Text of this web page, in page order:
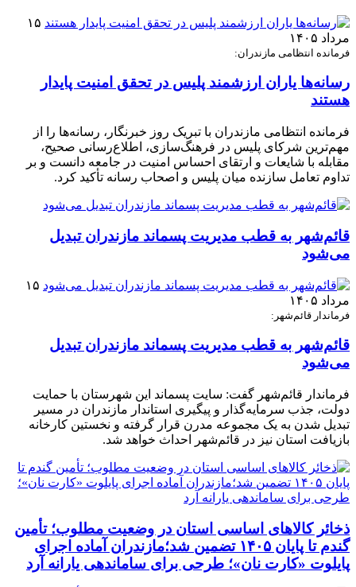
۱۵
مرداد ۱۴۰۵
فرمانده انتظامی مازندران:
رسانه‌ها یاران ارزشمند پلیس در تحقق امنیت پایدار
هستند
فرمانده انتظامی مازندران با تبریک روز خبرنگار، رسانه‌ها را از
مهم‌ترین شرکای پلیس در فرهنگ‌سازی، اطلاع‌رسانی صحیح،
مقابله با شایعات و ارتقای احساس امنیت در جامعه دانست و بر
تداوم تعامل سازنده میان پلیس و اصحاب رسانه تأکید کرد.
قائم‌شهر به قطب مدیریت پسماند مازندران تبدیل
می‌شود
۱۵
مرداد ۱۴۰۵
فرماندار قائم‌شهر:
قائم‌شهر به قطب مدیریت پسماند مازندران تبدیل
می‌شود
فرماندار قائم‌شهر گفت: سایت پسماند این شهرستان با حمایت
دولت، جذب سرمایه‌گذار و پیگیری استاندار مازندران در مسیر
تبدیل شدن به یک مجموعه مدرن قرار گرفته و نخستین کارخانه
بازیافت استان نیز در قائم‌شهر احداث خواهد شد.
ذخائر کالاهای اساسی استان در وضعیت مطلوب؛ تأمین
گندم تا پایان ۱۴۰۵ تضمین شد؛مازندران آماده اجرای
پایلوت «کارت نان»؛ طرحی برای ساماندهی یارانه آرد